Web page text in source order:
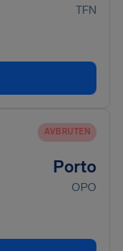
TFN
AVBRUTEN
Porto
OPO